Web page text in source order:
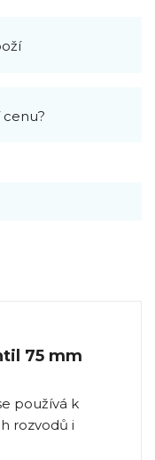
cenu?
75 mm
používá k
rozvodů i